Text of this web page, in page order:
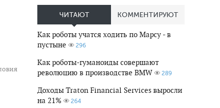
ЧИТАЮТ КОММЕНТИРУЮТ
Как роботы учатся ходить по Марсу - в
пустыне
296
Как роботы-гуманоиды совершают
революцию в производстве BMW
289
Доходы Traton Financial Services выросли
на 21%
264